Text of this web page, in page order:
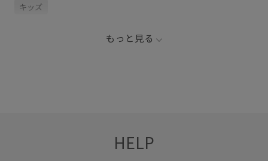
キッズ
もっと見る
HELP